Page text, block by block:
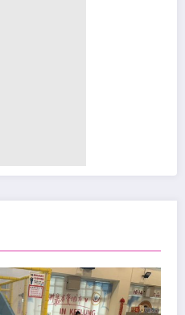
基隆新聞 市政交通